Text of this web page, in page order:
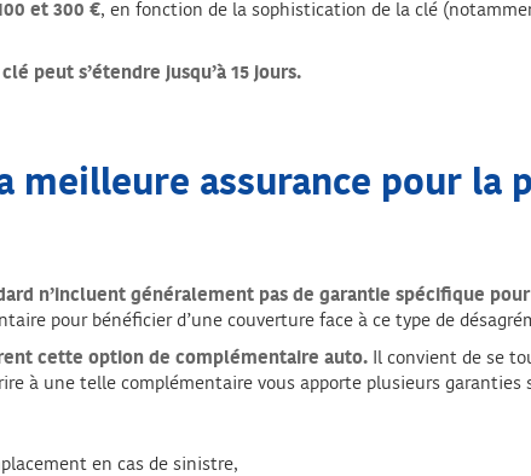
et 300 €, en fonction de la sophistication de la clé
peut s’étendre jusqu’à 15 jours.
meilleure assurance pour la
n’incluent généralement pas de garantie spécifique
pour bénéficier d’une couverture face à ce type de
cette option de complémentaire auto. Il convient de se
à une telle complémentaire vous apporte plusieurs
en cas de sinistre,